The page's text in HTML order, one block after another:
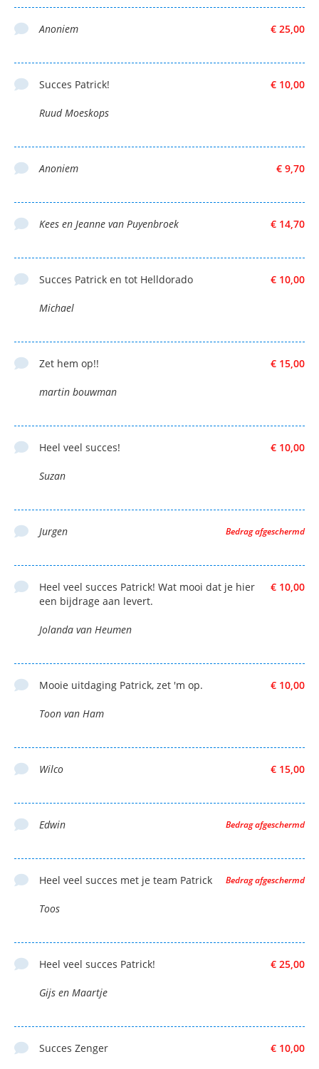
€ 25,00
Anoniem
€ 10,00
Succes Patrick!
Ruud Moeskops
€ 9,70
Anoniem
€ 14,70
Kees en Jeanne van Puyenbroek
€ 10,00
Succes Patrick en tot Helldorado
Michael
€ 15,00
Zet hem op!!
martin bouwman
€ 10,00
Heel veel succes!
Suzan
Bedrag afgeschermd
Jurgen
€ 10,00
Heel veel succes Patrick! Wat mooi dat je hier
een bijdrage aan levert.
Jolanda van Heumen
€ 10,00
Mooie uitdaging Patrick, zet 'm op.
Toon van Ham
€ 15,00
Wilco
Bedrag afgeschermd
Edwin
Bedrag afgeschermd
Heel veel succes met je team Patrick
Toos
€ 25,00
Heel veel succes Patrick!
Gijs en Maartje
€ 10,00
Succes Zenger